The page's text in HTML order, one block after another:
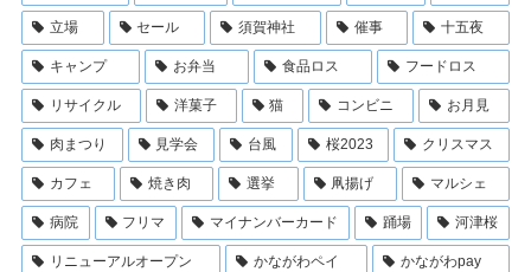
立場 セール 須賀神社 催事 十五夜
キャンプ お弁当 食品ロス フードロス
リサイクル 洋菓子 猫 コンビニ お月見
肉まつり 見学会 台風 桜2023 クリスマス
カフェ 焼き肉 選挙 凧揚げ マルシェ
病院 フリマ マイナンバーカード 踊場 河津桜
リニューアルオープン かながわペイ かながわpay